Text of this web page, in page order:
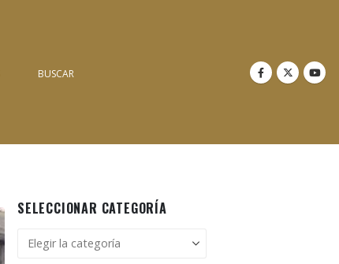
BUSCAR
SELECCIONAR CATEGORÍA
Seleccionar
categoría